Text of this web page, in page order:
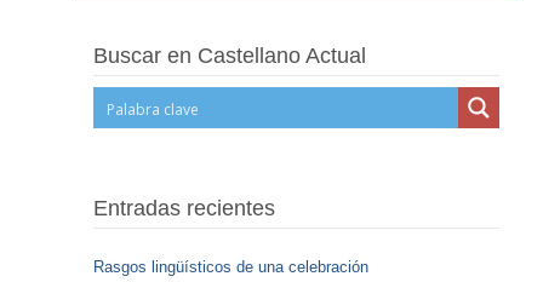
Buscar en Castellano Actual
Entradas recientes
Rasgos lingüísticos de una celebración